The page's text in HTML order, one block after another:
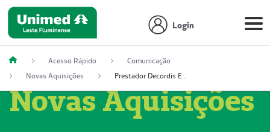
Login
Acesso Rápido
Comunicação
Novas Aquisições
Prestador Decordis Exames Cardiológicos LTDA (51004347-4)
Novas Aquisições